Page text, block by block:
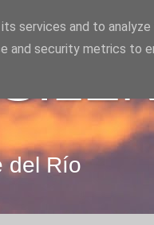
del Río
services and to
and security metrics to